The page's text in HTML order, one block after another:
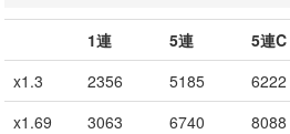
1連 5連 5連C
x1.3
2356 5185 6222
x1.69
3063 6740 8088